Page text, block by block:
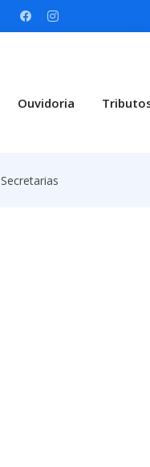
Ouvidoria
Secretarias